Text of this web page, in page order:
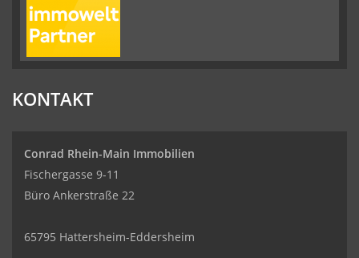
KONTAKT
Conrad Rhein-Main Immobilien
Fischergasse 9-11
Büro Ankerstraße 22
65795 Hattersheim-Eddersheim